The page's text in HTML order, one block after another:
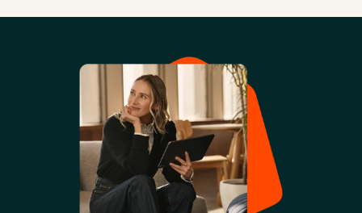
Beratung bei der
Implementierung und
Verwendung von nativen
Drittanbieterintegrationen